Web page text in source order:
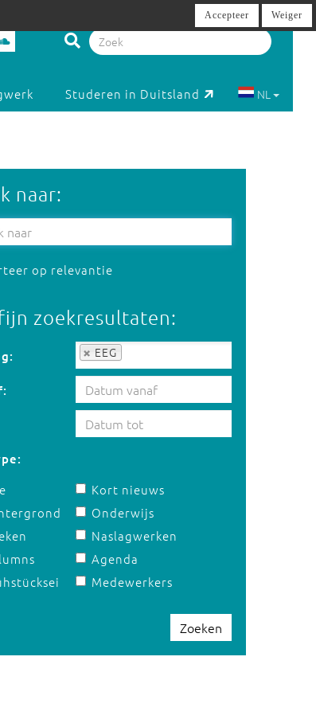
Studeren in Duitsland NL
naar:
op relevantie
zoekresultaten:
EEG
Op tag:
Kort nieuws
Onderwijs
Naslagwerken
Agenda
Medewerkers
Zoeken
Accepteer Weiger